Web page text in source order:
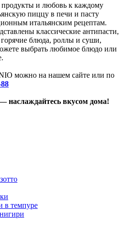
и любовь к каждому
пиццу в печи и пасту
итальянским рецептам.
классические антипасти,
горячие блюда, роллы и суши,
выбрать любимое блюдо или
можно на нашем сайте или по
наслаждайтесь вкусом дома!
в темпуре